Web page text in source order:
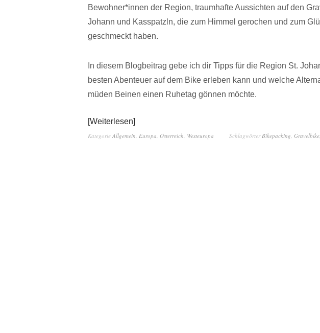
Bewohner*innen der Region, traumhafte Aussichten auf den
Johann und Kasspatzln, die zum Himmel gerochen und zum
geschmeckt haben.
In diesem Blogbeitrag gebe ich dir Tipps für die Region St.
besten Abenteuer auf dem Bike erleben kann und welche
müden Beinen einen Ruhetag gönnen möchte.
Weiterlesen
Kategorie Allgemein, Europa, Österreich, Westeuropa SchlagwörterBikepacking, Gravelbike,